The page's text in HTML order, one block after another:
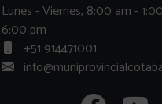
Lunes - Viernes, 8:00 am -
6:00 pm
+51 914471001